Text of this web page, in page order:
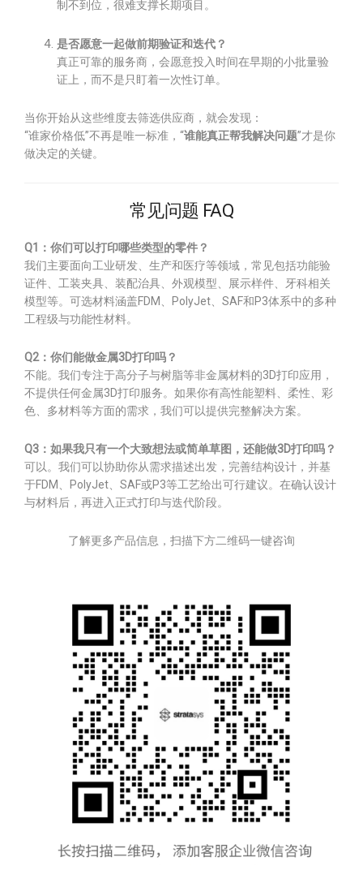
制不到位，很难支撑长期项目。
是否愿意一起做前期验证和迭代？
真正可靠的服务商，会愿意投入时间在早期的小批量验
证上，而不是只盯着一次性订单。
当你开始从这些维度去筛选供应商，就会发现：
“谁家价格低”不再是唯一标准，“谁能真正帮我解决问题”才是你
做决定的关键。
常见问题 FAQ
Q1：你们可以打印哪些类型的零件？
我们主要面向工业研发、生产和医疗等领域，常见包括功能验
证件、工装夹具、装配治具、外观模型、展示样件、牙科相关
模型等。可选材料涵盖FDM、PolyJet、SAF和P3体系中的多种
工程级与功能性材料。
Q2：你们能做金属3D打印吗？
不能。我们专注于高分子与树脂等非金属材料的3D打印应用，
不提供任何金属3D打印服务。如果你有高性能塑料、柔性、彩
色、多材料等方面的需求，我们可以提供完整解决方案。
Q3：如果我只有一个大致想法或简单草图，还能做3D打印吗？
可以。我们可以协助你从需求描述出发，完善结构设计，并基
于FDM、PolyJet、SAF或P3等工艺给出可行建议。在确认设计
与材料后，再进入正式打印与迭代阶段。
了解更多产品信息，扫描下方二维码一键咨询